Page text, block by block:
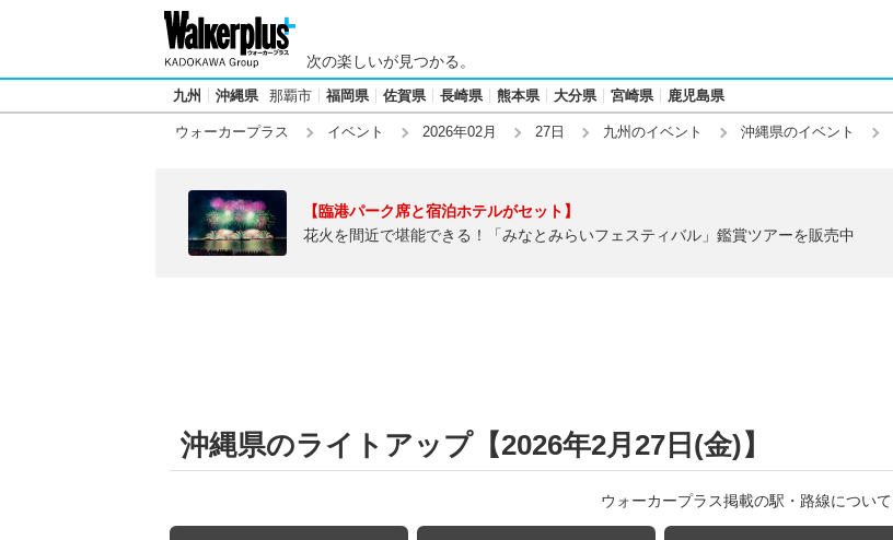
次の楽しいが見つかる。
九州 沖縄県 那覇市 福岡県 佐賀県 長崎県 熊本県 大分県 宮崎県 鹿児島県
ウォーカープラス イベント 2026年02月 27日 九州のイベント 沖縄県のイベント
【臨港パーク席と宿泊ホテルがセット】
花火を間近で堪能できる！「みなとみらいフェスティバル」鑑賞ツアーを販売中
沖縄県のライトアップ【2026年2月27日(金)】
ウォーカープラス掲載の駅・路線について